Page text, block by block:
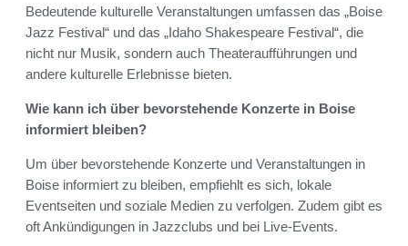
Bedeutende kulturelle Veranstaltungen umfassen das „Boise
Jazz Festival“ und das „Idaho Shakespeare Festival“, die
nicht nur Musik, sondern auch Theateraufführungen und
andere kulturelle Erlebnisse bieten.
Wie kann ich über bevorstehende Konzerte in Boise
informiert bleiben?
Um über bevorstehende Konzerte und Veranstaltungen in
Boise informiert zu bleiben, empfiehlt es sich, lokale
Eventseiten und soziale Medien zu verfolgen. Zudem gibt es
oft Ankündigungen in Jazzclubs und bei Live-Events.